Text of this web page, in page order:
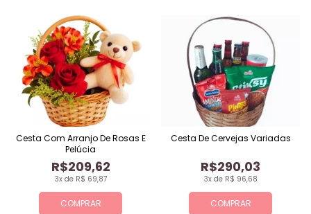
COMPRAR
3x de R$ 69,87
R$209,62
Cesta Com Arranjo De Rosas E
Pelúcia
COMPRAR
3x de R$ 96,68
R$290,03
Cesta De Cervejas Variadas